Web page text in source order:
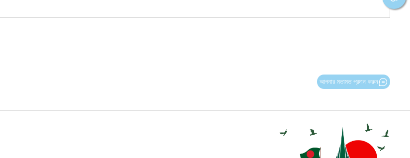
আপনার মতামত প্রদান করুন